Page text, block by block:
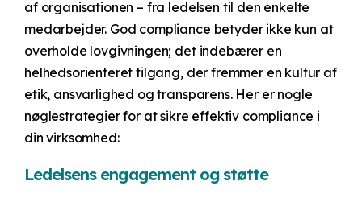
af organisationen – fra ledelsen til den enkelte
medarbejder. God compliance betyder ikke kun at
overholde lovgivningen; det indebærer en
helhedsorienteret tilgang, der fremmer en kultur af
etik, ansvarlighed og transparens. Her er nogle
nøglestrategier for at sikre effektiv compliance i
din virksomhed:
Ledelsens engagement og støtte